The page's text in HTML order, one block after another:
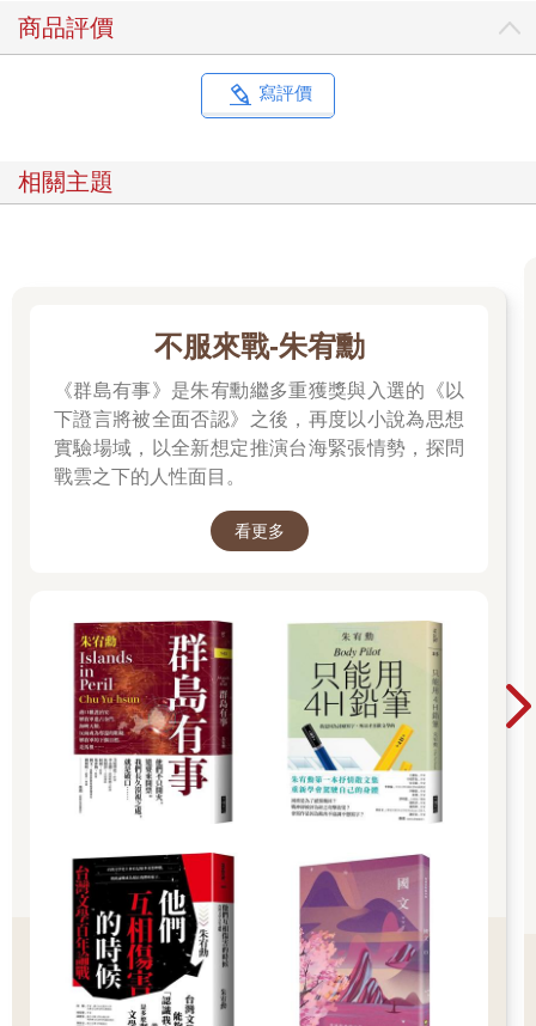
商品評價
寫評價
相關主題
不服來戰-朱宥勳
《群島有事》是朱宥勳繼多重獲獎與入選的《以
下證言將被全面否認》之後，再度以小說為思想
實驗場域，以全新想定推演台海緊張情勢，探問
戰雲之下的人性面目。
看更多